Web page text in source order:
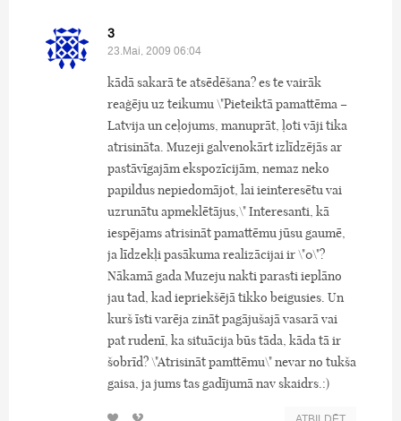
3
23.Mai, 2009 06:04
kādā sakarā te atsēdēšana? es te vairāk
reaģēju uz teikumu \"Pieteiktā pamattēma –
Latvija un ceļojums, manuprāt, ļoti vāji tika
atrisināta. Muzeji galvenokārt izlīdzējās ar
pastāvīgajām ekspozīcijām, nemaz neko
papildus nepiedomājot, lai ieinteresētu vai
uzrunātu apmeklētājus,\" Interesanti, kā
iespējams atrisināt pamattēmu jūsu gaumē,
ja līdzekļi pasākuma realizācijai ir \"0\"?
Nākamā gada Muzeju nakti parasti ieplāno
jau tad, kad iepriekšējā tikko beigusies. Un
kurš īsti varēja zināt pagājušajā vasarā vai
pat rudenī, ka situācija būs tāda, kāda tā ir
šobrīd? \"Atrisināt pamttēmu\" nevar no tukša
gaisa, ja jums tas gadījumā nav skaidrs.:)